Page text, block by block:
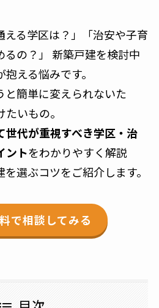
える学区は？」「治安や子育
るの？」 新築戸建を検討中
える悩みです。
と簡単に変えられないた
いもの。
世代が重視すべき学区・治
ントをわかりやすく解説
選ぶコツをご紹介します。
で相談してみる